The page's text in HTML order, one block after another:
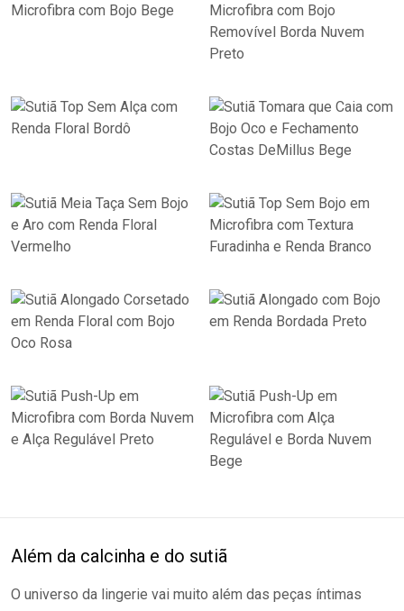
Além da calcinha e do sutiã
O universo da lingerie vai muito além das peças íntimas